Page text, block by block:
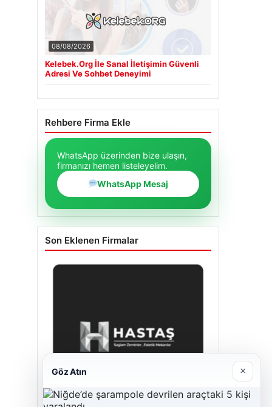
08/08/2026
Kelebek.Org İle Sanal İletişimin Güvenli
Adresi Ve Sohbet Deneyimi
Rehbere Firma Ekle
WhatsApp üzerinden bize ulaşın,
firmanızı hemen listeleyelim.
WhatsApp Mesaj
Son Eklenen Firmalar
Göz Atın ×